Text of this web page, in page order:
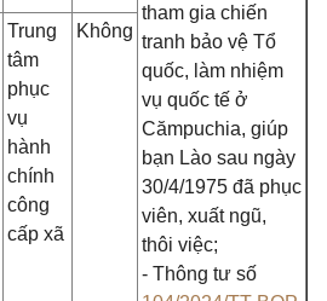
tham gia chiến
tranh bảo vệ Tổ
quốc, làm nhiệm
vụ quốc tế ở
Cămpuchia, giúp
bạn Lào sau ngày
30/4/1975 đã phục
viên, xuất ngũ,
thôi việc;
- Thông tư số
Trung
tâm
phục
vụ
hành
chính
công
cấp xã
Không